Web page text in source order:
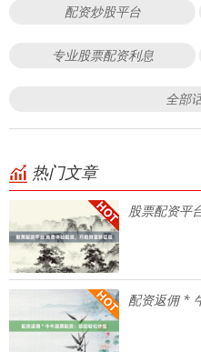
配资炒股平台
专业股票配资利息
全部
热门文章
股票配资平
配资返佣 *